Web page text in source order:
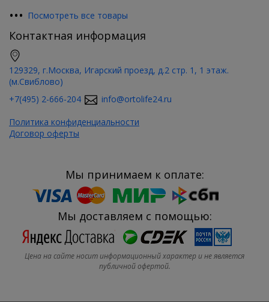
••• Посмотреть все товары
Контактная информация
129329, г.Москва, Игарский проезд, д.2 стр. 1, 1 этаж.
(м.Свиблово)
+7(495) 2-666-204
info@ortolife24.ru
Политика конфиденциальности
Договор оферты
Мы принимаем к оплате:
Мы доставляем с помощью:
Цена на сайте носит информационный характер и не является
публичной офертой.